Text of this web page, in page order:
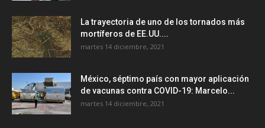
La trayectoria de uno de los tornados más
mortíferos de EE.UU....
martes 14 diciembre, 2021
México, séptimo país con mayor aplicación
de vacunas contra COVID-19: Marcelo...
martes 14 diciembre, 2021